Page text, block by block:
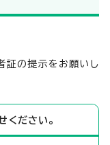
証の提示をお願いし
ください。